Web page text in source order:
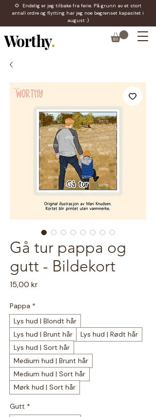
🌻 Endelig er jeg tilbake fra ferie. På grunn av et stort
antall ordre og flytting har jeg noe begrenset kapasitet i
august :)
Worthy.
Gå tur pappa og
gutt - Bildekort
15,00 krPris
Pappa *
Lys hud | Blondt hår
Lys hud | Brunt hår
Lys hud | Rødt hår
Lys hud | Sort hår
Medium hud | Brunt hår
Medium hud | Sort hår
Mørk hud | Sort hår
Gutt *